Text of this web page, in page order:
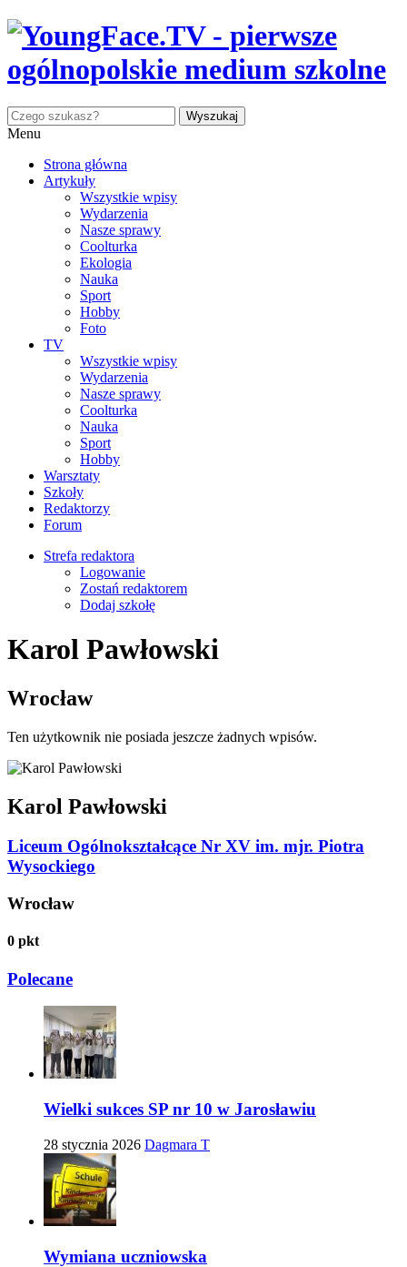
Menu
Strona główna
Artykuły
Wszystkie wpisy
Wydarzenia
Nasze sprawy
Coolturka
Ekologia
Nauka
Sport
Hobby
Foto
TV
Wszystkie wpisy
Wydarzenia
Nasze sprawy
Coolturka
Nauka
Sport
Hobby
Warsztaty
Szkoły
Redaktorzy
Forum
Strefa redaktora
Logowanie
Zostań redaktorem
Dodaj szkołę
Karol Pawłowski
Wrocław
Ten użytkownik nie posiada jeszcze żadnych wpisów.
Karol Pawłowski
Liceum Ogólnokształcące Nr XV im. mjr. Piotra
Wysockiego
Wrocław
0 pkt
Polecane
Wielki sukces SP nr 10 w Jarosławiu
28 stycznia 2026 Dagmara T
Wymiana uczniowska